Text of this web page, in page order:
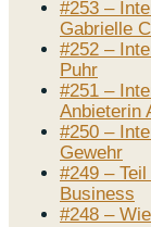
#253 –
Gabrielle
#252 –
Puhr
#251 –
Anbieterin
#250 –
Gewehr
#249 –
Business
#248 –